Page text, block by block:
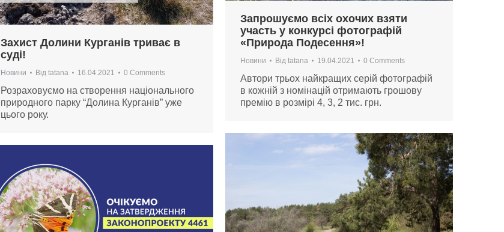
Запрошуємо всіх охочих взяти
участь у конкурсі фотографій
«Природа Подесення»!
Новини Від tatana 19.04.2021 0 Comments
Автори трьох найкращих серій фотографій
в кожній з номінацій отримають грошову
премію в розмірі 4, 3, 2 тис. грн.
Захист Долини Курганів триває в
суді!
Новини Від tatana 16.04.2021 0 Comments
Розраховуємо на створення національного
природного парку “Долина Курганів” уже
цього року.